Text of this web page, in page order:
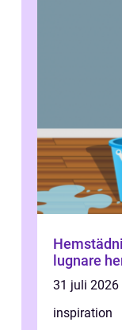
Hemstädning
lugnare
31 juli 2026
inspiration